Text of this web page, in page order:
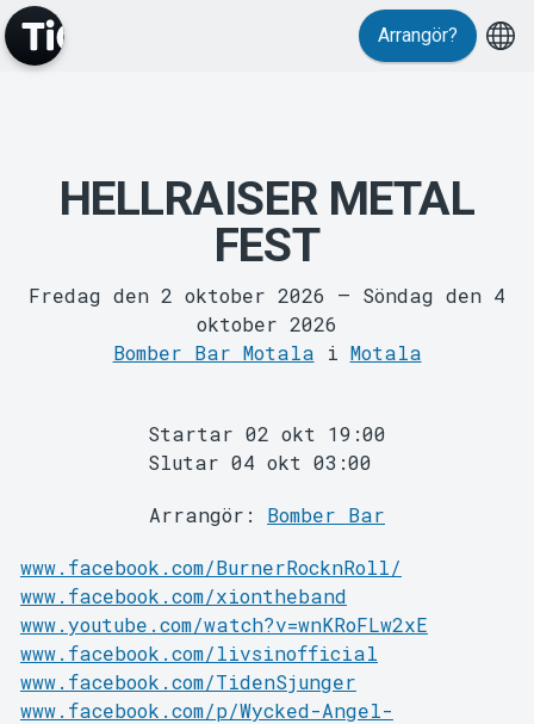
MyTickster
Om Tickster
Arrangör?
HELLRAISER METAL
FEST
Fredag den 2 oktober 2026 – Söndag den 4
oktober 2026
Bomber Bar Motala i Motala
Startar 02 okt 19:00
Slutar 04 okt 03:00
Arrangör: Bomber Bar
www.facebook.com/BurnerRocknRoll/
www.facebook.com/xiontheband
www.youtube.com/watch?v=wnKRoFLw2xE
www.facebook.com/livsinofficial
www.facebook.com/TidenSjunger
www.facebook.com/p/Wycked-Angel-